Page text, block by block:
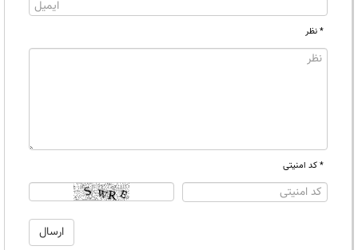
* نظر
* کد امنیتی